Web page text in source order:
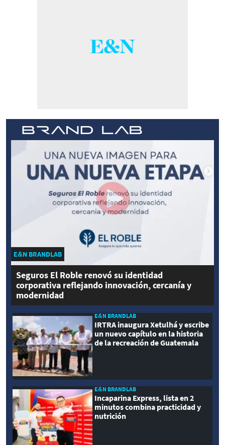
E&N BRANDLAB
Seguros El Roble renovó su identidad
corporativa reflejando innovación, cercanía y
modernidad
E&N BRANDLAB
IRTRA inaugura Xetulhá y escribe
un nuevo capítulo en la historia
de la recreación de Guatemala
E&N BRANDLAB
Incaparina Express, lista en 2
minutos combina practicidad y
nutrición